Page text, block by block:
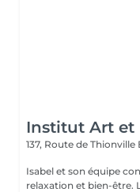
Institut Art et
137, Route de Thionville
Isabel et son équipe
relaxation et bien-être. Les meilleures marques esthétiques et